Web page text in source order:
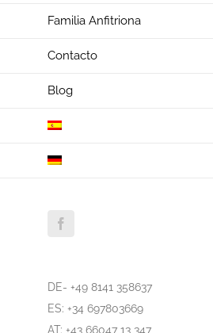
Familia Anfitriona
Contacto
Blog
Facebook
DE- +49 8141 358637
ES: +34 697803669
AT: +43 66047 13 347